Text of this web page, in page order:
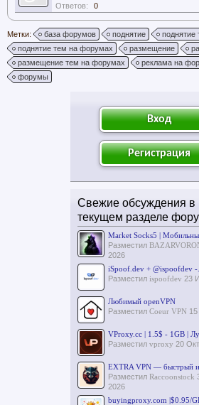
Ответов:
0
Метки: база форумов поднятие
поднятие
поднятие тем на форумах
размещение
размещение тем на форумах
реклама на
форумы
Вход
Регистрация
Свежие обсуждения в
текущем разделе
Market Socks5 |
Разместил
2026
iSpoof.dev + @ispoofdev -...
Разместил ispoofdev 23
Любимый openVPN
Разместил Coeur VPN
VProxy.cc | 1.5$ - 1GB |
Разместил vproxy 20
EXTRA VPN — быстрый
Разместил Raccoonstock
2026
buyingproxy.com |$0.95/